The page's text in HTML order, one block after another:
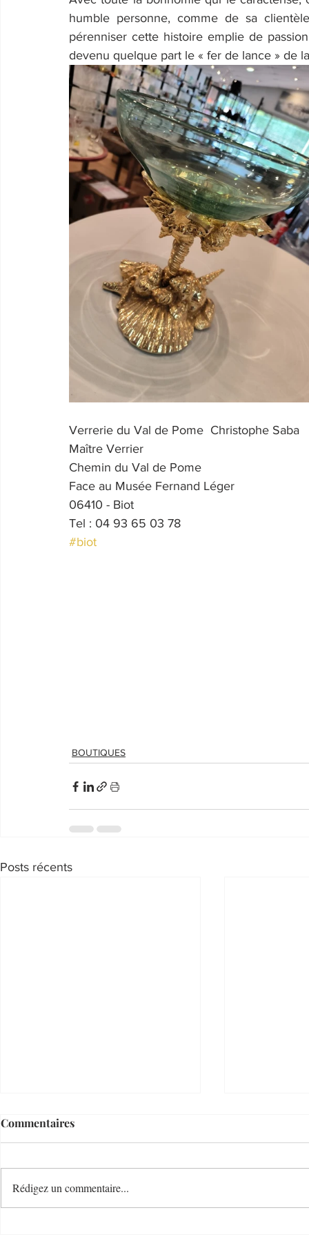
humble personne, comme de sa
pérenniser cette histoire emplie de
devenu quelque part le « fer de lance » de
Verrerie du Val de Pome  Christophe Saba
Maître Verrier
Chemin du Val de Pome
Face au Musée Fernand Léger
06410 - Biot
Tel : 04 93 65 03 78
#biot
BOUTIQUES
Posts récents
Commentaires
Rédigez un commentaire...